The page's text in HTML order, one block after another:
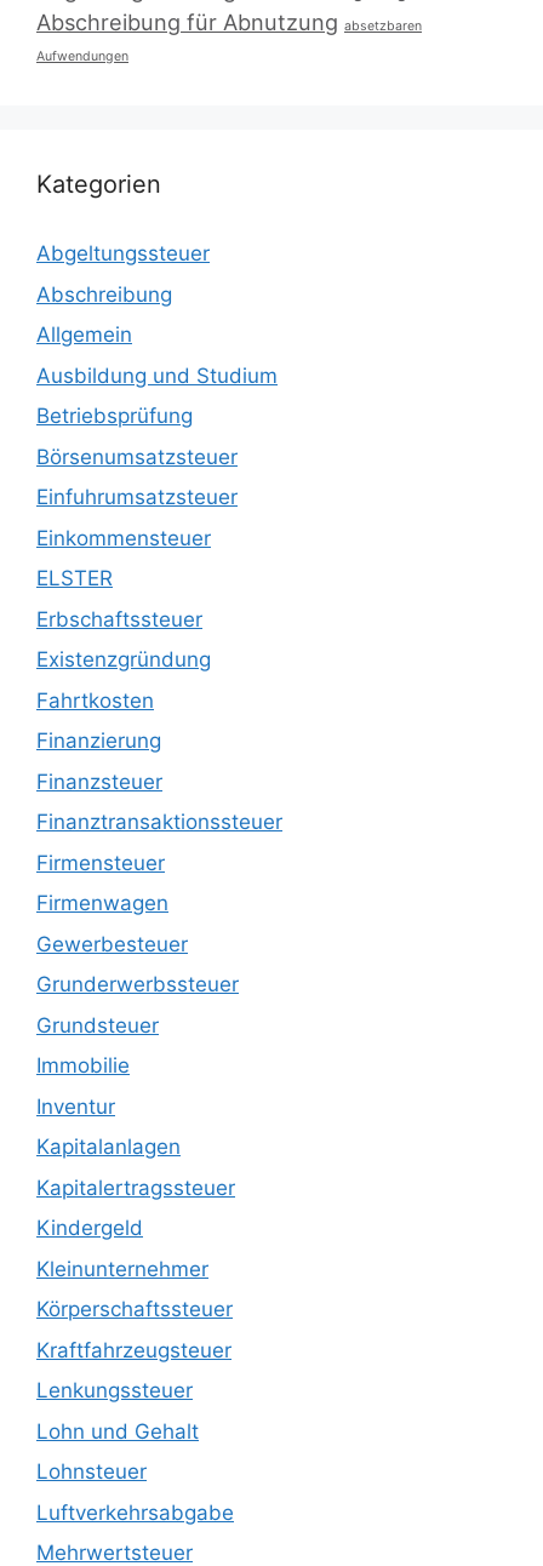
Abschreibung für Abnutzung absetzbaren
Aufwendungen
Kategorien
Abgeltungssteuer
Abschreibung
Allgemein
Ausbildung und Studium
Betriebsprüfung
Börsenumsatzsteuer
Einfuhrumsatzsteuer
Einkommensteuer
ELSTER
Erbschaftssteuer
Existenzgründung
Fahrtkosten
Finanzierung
Finanzsteuer
Finanztransaktionssteuer
Firmensteuer
Firmenwagen
Gewerbesteuer
Grunderwerbssteuer
Grundsteuer
Immobilie
Inventur
Kapitalanlagen
Kapitalertragssteuer
Kindergeld
Kleinunternehmer
Körperschaftssteuer
Kraftfahrzeugsteuer
Lenkungssteuer
Lohn und Gehalt
Lohnsteuer
Luftverkehrsabgabe
Mehrwertsteuer